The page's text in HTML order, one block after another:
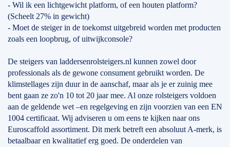
- Wil ik een lichtgewicht platform, of een houten platform?
(Scheelt 27% in gewicht)
- Moet de steiger in de toekomst uitgebreid worden met producten
zoals een loopbrug, of uitwijkconsole?
De steigers van laddersenrolsteigers.nl kunnen zowel door
professionals als de gewone consument gebruikt worden. De
klimstellages zijn duur in de aanschaf, maar als je er zuinig mee
bent gaan ze zo'n 10 tot 20 jaar mee. Al onze rolsteigers voldoen
aan de geldende wet –en regelgeving en zijn voorzien van een EN
1004 certificaat. Wij adviseren u om eens te kijken naar ons
Euroscaffold assortiment. Dit merk betreft een absoluut A-merk, is
betaalbaar en kwalitatief erg goed. De onderdelen van